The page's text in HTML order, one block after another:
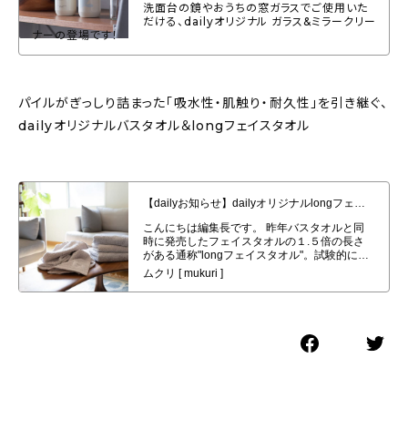
洗面台の鏡やおうちの窓ガラスでご使用いた
だける、dailyオリジナル ガラス&ミラークリー
ナーの登場です！
パイルがぎっしり詰まった「吸水性・肌触り・耐久性」を引き継ぐ、
dailyオリジナルバスタオル＆longフェイスタオル
【dailyお知らせ】dailyオリジナルlongフェイスタオル４枚セット発売開始